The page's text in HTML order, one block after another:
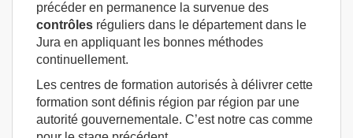
précéder en permanence la survenue des
contrôles réguliers dans le département dans le
Jura en appliquant les bonnes méthodes
continuellement.
Les centres de formation autorisés à délivrer cette
formation sont définis région par région par une
autorité gouvernementale. C’est notre cas comme